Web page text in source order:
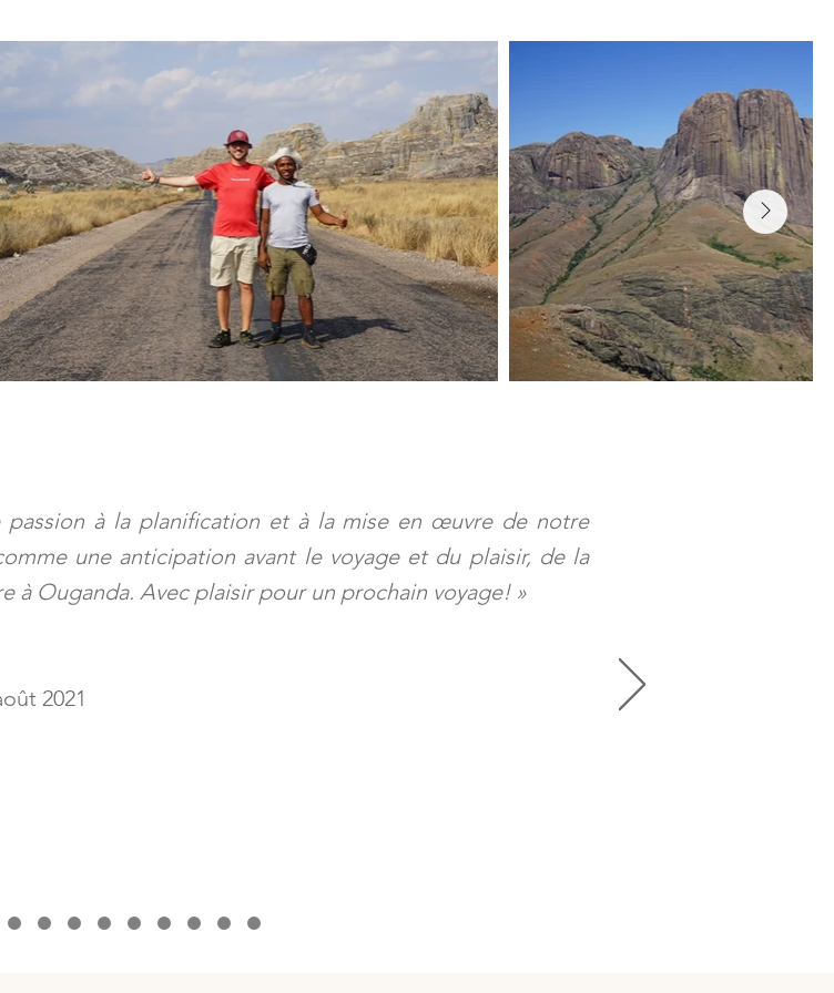
passion à la planification et à la mise en œuvre de notre
une anticipation avant le voyage et du plaisir, de la
à Ouganda. Avec plaisir pour un prochain voyage! »
2021